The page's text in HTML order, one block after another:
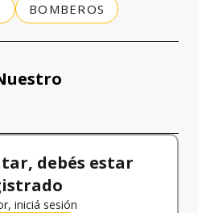
BOMBEROS
debés estar
iniciá sesión